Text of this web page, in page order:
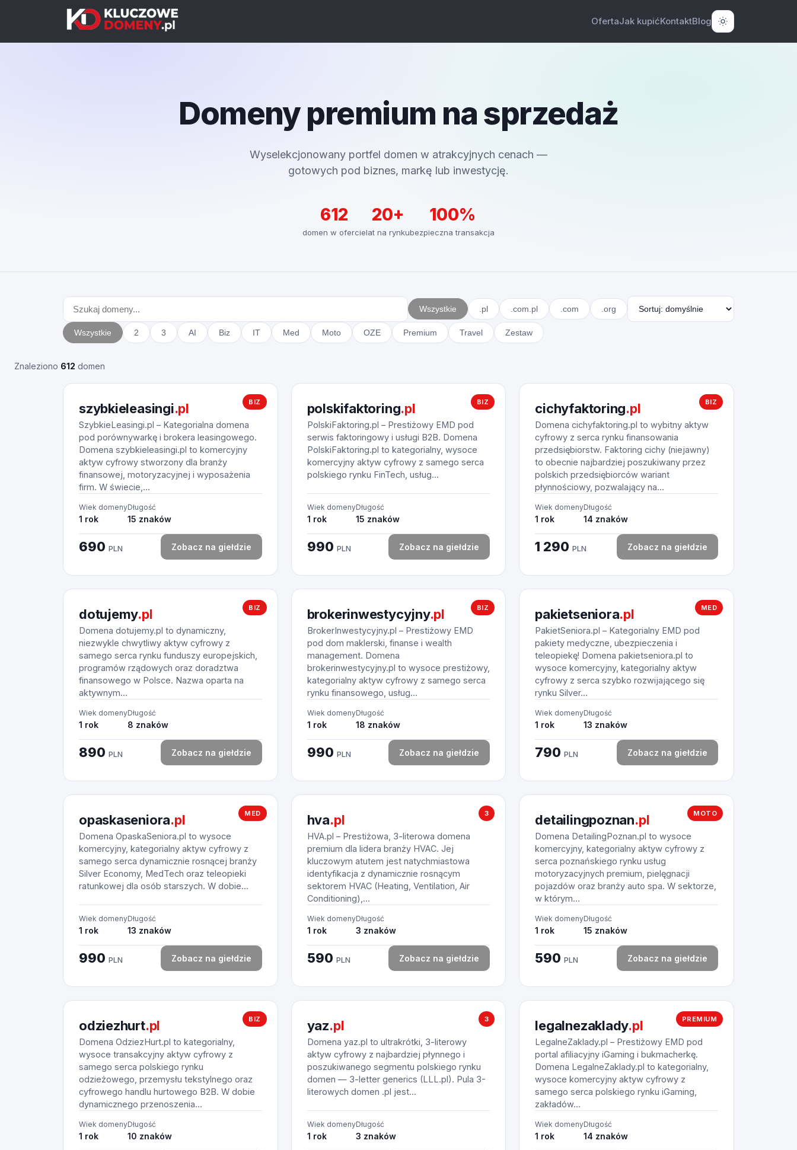
OfertaJak kupićKontaktBlog
Domeny premium na sprzedaż
Wyselekcjonowany portfel domen w atrakcyjnych cenach —
gotowych pod biznes, markę lub inwestycję.
612
domen w ofercie
20+
lat na rynku
100%
bezpieczna transakcja
Wszystkie .pl .com.pl .com .org
Wszystkie 2 3 AI Biz IT Med Moto OZE Premium Travel Zestaw
Znaleziono 612 domen
BIZ
szybkieleasingi.pl
SzybkieLeasingi.pl – Kategorialna domena
pod porównywarkę i brokera leasingowego.
Domena szybkieleasingi.pl to komercyjny
aktyw cyfrowy stworzony dla branży
finansowej, motoryzacyjnej i wyposażenia
firm. W świecie,...
Wiek domeny
1 rok
Długość
15 znaków
690 PLN Zobacz na giełdzie
BIZ
polskifaktoring.pl
PolskiFaktoring.pl – Prestiżowy EMD pod
serwis faktoringowy i usługi B2B. Domena
PolskiFaktoring.pl to kategorialny, wysoce
komercyjny aktyw cyfrowy z samego serca
polskiego rynku FinTech, usług...
Wiek domeny
1 rok
Długość
15 znaków
990 PLN Zobacz na giełdzie
BIZ
cichyfaktoring.pl
Domena cichyfaktoring.pl to wybitny aktyw
cyfrowy z serca rynku finansowania
przedsiębiorstw. Faktoring cichy (niejawny)
to obecnie najbardziej poszukiwany przez
polskich przedsiębiorców wariant
płynnościowy, pozwalający na...
Wiek domeny
1 rok
Długość
14 znaków
1 290PLN Zobacz na giełdzie
BIZ
dotujemy.pl
Domena dotujemy.pl to dynamiczny,
niezwykle chwytliwy aktyw cyfrowy z
samego serca rynku funduszy europejskich,
programów rządowych oraz doradztwa
finansowego w Polsce. Nazwa oparta na
aktywnym...
Wiek domeny
1 rok
Długość
8 znaków
890 PLN Zobacz na giełdzie
BIZ
brokerinwestycyjny.pl
BrokerInwestycyjny.pl – Prestiżowy EMD
pod dom maklerski, finanse i wealth
management. Domena
brokerinwestycyjny.pl to wysoce prestiżowy,
kategorialny aktyw cyfrowy z samego serca
rynku finansowego, usług...
Wiek domeny
1 rok
Długość
18 znaków
990 PLN Zobacz na giełdzie
MED
pakietseniora.pl
PakietSeniora.pl – Kategorialny EMD pod
pakiety medyczne, ubezpieczenia i
teleopiekę! Domena pakietseniora.pl to
wysoce komercyjny, kategorialny aktyw
cyfrowy z serca szybko rozwijającego się
rynku Silver...
Wiek domeny
1 rok
Długość
13 znaków
790PLN Zobacz na giełdzie
MED
opaskaseniora.pl
Domena OpaskaSeniora.pl to wysoce
komercyjny, kategorialny aktyw cyfrowy z
samego serca dynamicznie rosnącej branży
Silver Economy, MedTech oraz teleopieki
ratunkowej dla osób starszych. W dobie...
Wiek domeny
1 rok
Długość
13 znaków
990 PLN Zobacz na giełdzie
3
hva.pl
HVA.pl – Prestiżowa, 3-literowa domena
premium dla lidera branży HVAC. Jej
kluczowym atutem jest natychmiastowa
identyfikacja z dynamicznie rosnącym
sektorem HVAC (Heating, Ventilation, Air
Conditioning),...
Wiek domeny
1 rok
Długość
3 znaków
590 PLN Zobacz na giełdzie
MOTO
detailingpoznan.pl
Domena DetailingPoznan.pl to wysoce
komercyjny, kategorialny aktyw cyfrowy z
serca poznańskiego rynku usług
motoryzacyjnych premium, pielęgnacji
pojazdów oraz branży auto spa. W sektorze,
w którym...
Wiek domeny
1 rok
Długość
15 znaków
590PLN Zobacz na giełdzie
BIZ
odziezhurt.pl
Domena OdziezHurt.pl to kategorialny,
wysoce transakcyjny aktyw cyfrowy z
samego serca polskiego rynku
odzieżowego, przemysłu tekstylnego oraz
cyfrowego handlu hurtowego B2B. W dobie
dynamicznego przenoszenia...
Wiek domeny
1 rok
Długość
10 znaków
3
yaz.pl
Domena yaz.pl to ultrakrótki, 3-literowy
aktyw cyfrowy z najbardziej płynnego i
poszukiwanego segmentu polskiego rynku
domen — 3-letter generics (LLL.pl). Pula 3-
literowych domen .pl jest...
Wiek domeny
1 rok
Długość
3 znaków
PREMIUM
legalnezaklady.pl
LegalneZaklady.pl – Prestiżowy EMD pod
portal afiliacyjny iGaming i bukmacherkę.
Domena LegalneZaklady.pl to kategorialny,
wysoce komercyjny aktyw cyfrowy z
samego serca polskiego rynku iGaming,
zakładów...
Wiek domeny
1 rok
Długość
14 znaków